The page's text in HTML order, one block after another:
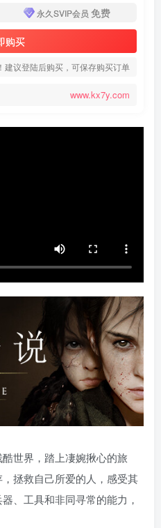
永久SVIP会员 免费
购买
建议登陆后购买，可保存购买订单
www.kx7y.com
世界，踏上凄婉揪心的旅
拯救自己所爱的人，感受其
、工具和非同寻常的能力，